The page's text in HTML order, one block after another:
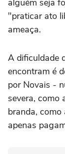
alguém seja
"praticar ato
ameaça.
A dificuldade
encontram é
por Novais -
severa, como
branda, como
apenas